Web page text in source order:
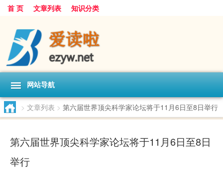
首 页 文章列表 知识分类
网站导航
> 文章列表 > 第六届世界顶尖科学家论坛将于11月6日至8日举行
第六届世界顶尖科学家论坛将于11月6日至8日
举行